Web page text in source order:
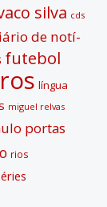
silva cds
de notí­
futebol
lí­ngua
miguel relvas
portas
rios